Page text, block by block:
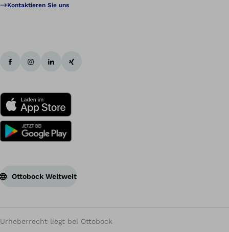
Kontaktieren Sie uns
Ottobock Weltweit
Urheberrecht liegt bei Ottobock